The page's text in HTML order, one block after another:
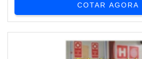
COTAR AGORA